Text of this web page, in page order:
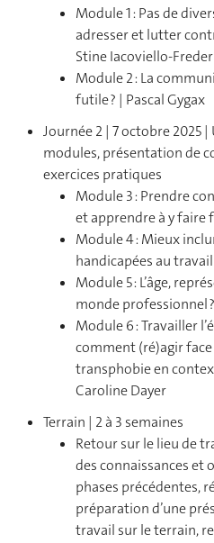
Module 1 : Pas de
adresser et lutter
Stine Iacoviello-
Module 2 : La
futile ? | Pascal Gygax
Journée 2 | 7 octobre 2025
modules, présentation de
exercices pratiques
Module 3 : Prendre
et apprendre à y faire
Module 4 : Mieux
handicapées au
Module 5 : L’âge,
monde professionnel
Module 6 : Travailler
comment (ré)agir
transphobie en
Caroline Dayer
Terrain | 2 à 3 semaines
Retour sur le lieu de
des connaissances et
phases précédentes,
préparation d’une
travail sur le terrain,